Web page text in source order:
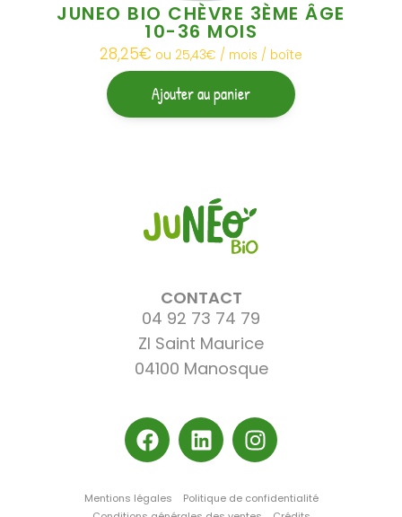
JUNEO BIO CHÈVRE 3ÈME ÂGE
10-36 MOIS
28,25€ ou 25,43€ / mois / boîte
Ajouter au panier
CONTACT
04 92 73 74 79
ZI Saint Maurice
04100 Manosque
Mentions légales
Politique de confidentialité